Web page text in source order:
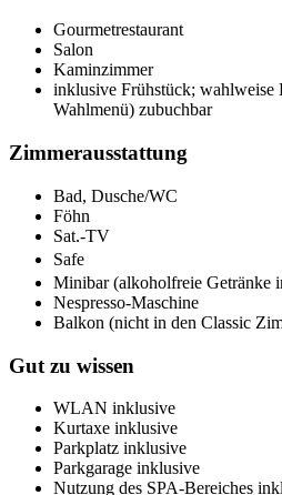
Gourmetrestaurant
Salon
Kaminzimmer
inklusive Frühstück; wahlweise
Wahlmenü) zubuchbar
Zimmerausstattung
Bad, Dusche/WC
Föhn
Sat.-TV
Safe
Minibar (alkoholfreie Getränke
Nespresso-Maschine
Balkon (nicht in den Classic
Gut zu wissen
WLAN inklusive
Kurtaxe inklusive
Parkplatz inklusive
Parkgarage inklusive
Nutzung des SPA-Bereiches